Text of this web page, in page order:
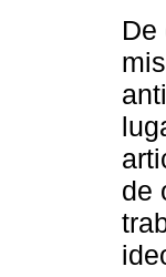
De
de